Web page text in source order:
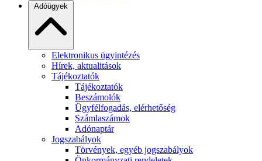
Adóügyek
Elektronikus ügyintézés
Hírek, aktualitások
Tájékoztatók
Tájékoztatók
Beszámolók
Ügyfélfogadás, elérhetőség
Számlaszámok
Adónaptár
Jogszabályok
Törvények, egyéb jogszabályok